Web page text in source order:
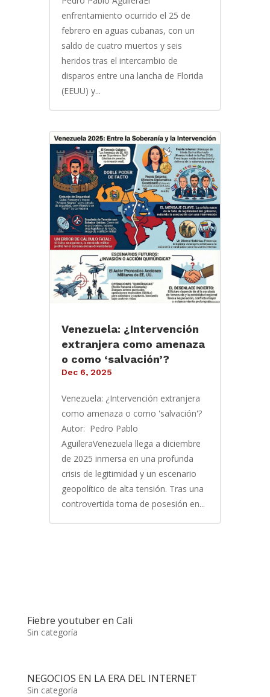
enfrentamiento ocurrido el 25 de
febrero en aguas cubanas, con un
saldo de cuatro muertos y seis
heridos tras el intercambio de
disparos entre una lancha de Florida
(EEUU) y...
Venezuela: ¿Intervención
extranjera como amenaza
o como ‘salvación’?
Dec 6, 2025
Venezuela: ¿Intervención extranjera
como amenaza o como 'salvación'?
Autor: Pedro Pablo
AguileraVenezuela llega a diciembre
de 2025 inmersa en una profunda
crisis de legitimidad y un escenario
geopolítico de alta tensión. Tras una
controvertida toma de posesión en...
Fiebre youtuber en Cali
Sin categoría
NEGOCIOS EN LA ERA DEL INTERNET
Sin categoría